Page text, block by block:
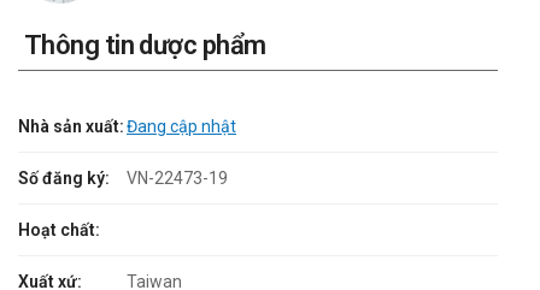
Thông tin dược phẩm
Nhà sản xuất:Đang cập nhật
Số đăng ký: VN-22473-19
Hoạt chất:
Xuất xứ: Taiwan